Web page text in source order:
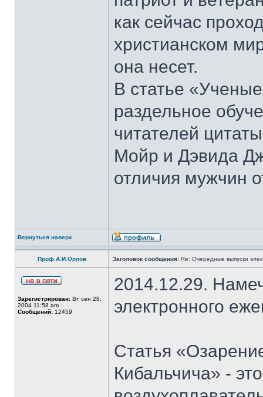
как сейчас
христианском
она несет.
В статье
раздельное
читателей
Мойр и Дэвида
отличия мужчин
Вернуться наверх
Проф.А.И.Орлов Заголовок сообщения: Re: Очередные выпуски
Зарегистрирован: Вт сен 28,
2004 11:58 am
Сообщений: 12459
2014.12.29.
электронного
Статья
Кибальчича» -